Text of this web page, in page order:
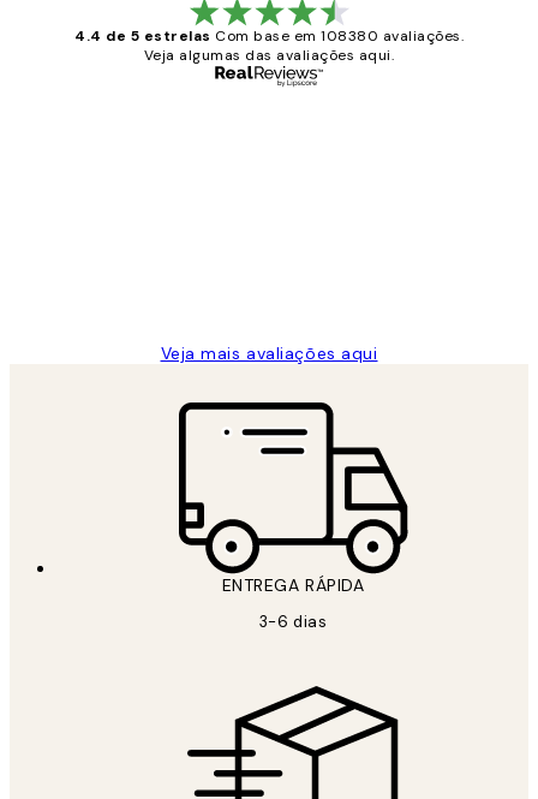
4.4 de 5 estrelas Com base em 108380 avaliações.
Veja algumas das avaliações aqui.
Veja mais avaliações aqui
ENTREGA RÁPIDA
3-6 dias